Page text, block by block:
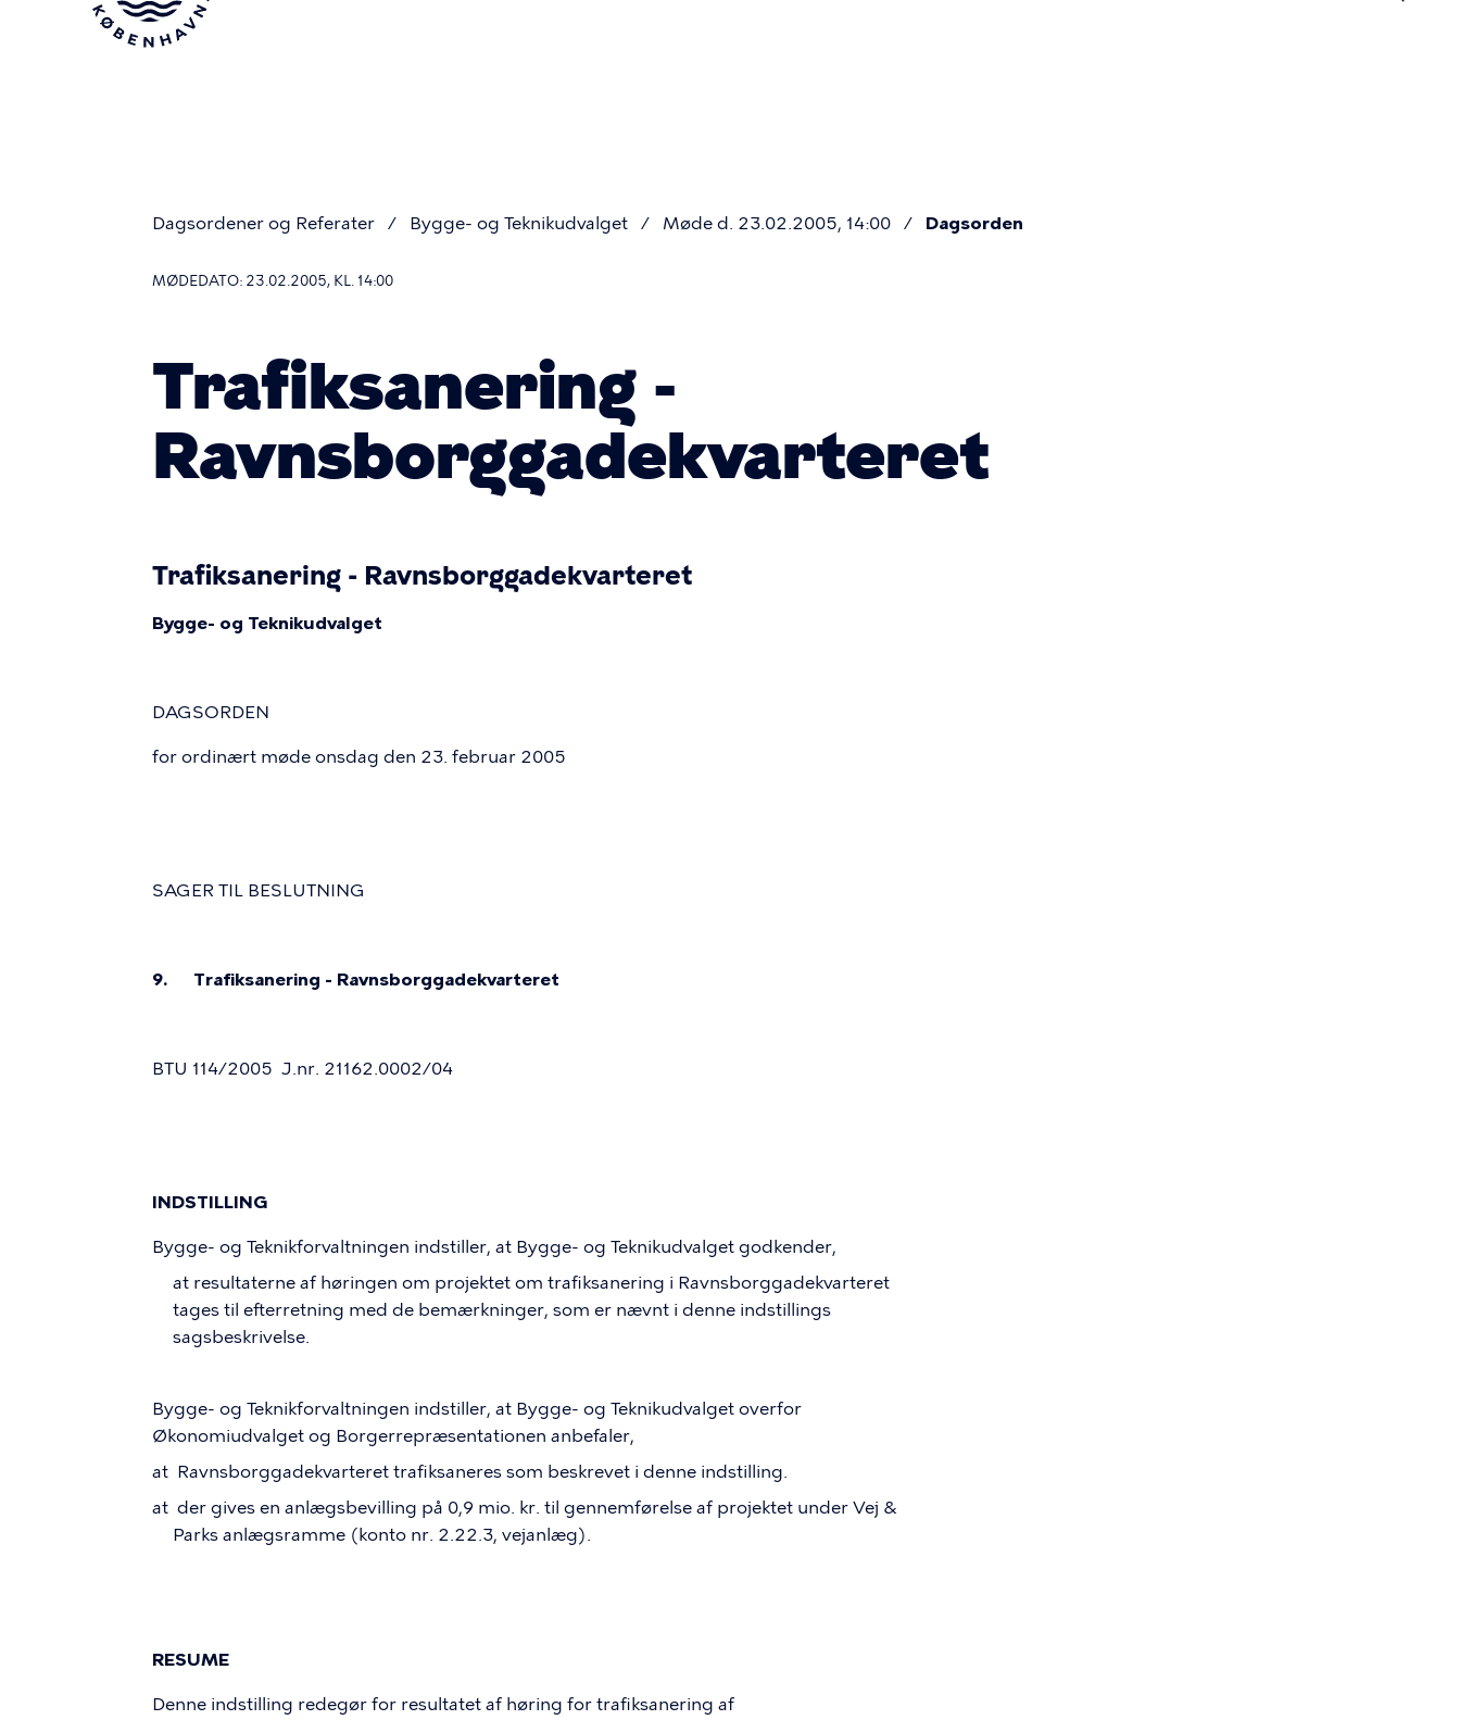
Dagsordener og Referater Bygge- og Teknikudvalget Møde d. 23.02.2005, 14:00 Dagsorden
MØDEDATO: 23.02.2005, KL. 14:00
Trafiksanering -
Ravnsborggadekvarteret
Trafiksanering - Ravnsborggadekvarteret
Bygge- og Teknikudvalget
DAGSORDEN
for ordinært møde onsdag den 23. februar 2005
SAGER TIL BESLUTNING
9. Trafiksanering - Ravnsborggadekvarteret
BTU 114/2005 J.nr. 21162.0002/04
INDSTILLING
Bygge- og Teknikforvaltningen indstiller, at Bygge- og Teknikudvalget godkender,
at resultaterne af høringen om projektet om trafiksanering i Ravnsborggadekvarteret
tages til efterretning med de bemærkninger, som er nævnt i denne indstillings
sagsbeskrivelse.
Bygge- og Teknikforvaltningen indstiller, at Bygge- og Teknikudvalget overfor
Økonomiudvalget og Borgerrepræsentationen anbefaler,
at Ravnsborggadekvarteret trafiksaneres som beskrevet i denne indstilling.
at der gives en anlægsbevilling på 0,9 mio. kr. til gennemførelse af projektet under Vej &
Parks anlægsramme (konto nr. 2.22.3, vejanlæg).
RESUME
Denne indstilling redegør for resultatet af høring for trafiksanering af